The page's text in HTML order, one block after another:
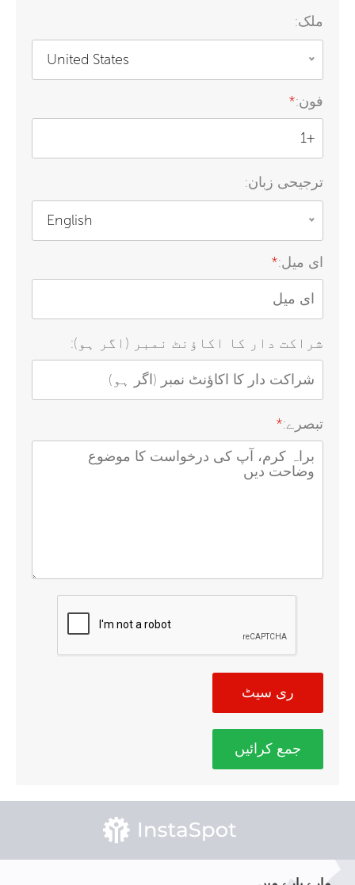
ملک:
United States
فون:*
ترجیحی زبان:
English
ای میل:*
شراکت دار کا اکاؤنٹ نمبر (اگر ہو):
تبصرے:*
ری سیٹ
جمع کرائیں